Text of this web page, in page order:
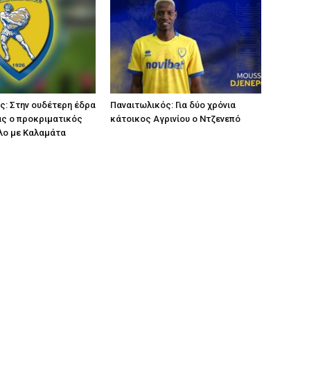
Στην ουδέτερη έδρα
ο προκριματικός
με Καλαμάτα
Παναιτωλικός: Για δύο χρόνια
κάτοικος Αγρινίου ο Ντζενεπό